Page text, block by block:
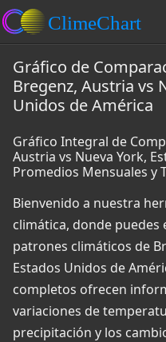
Gráfico de
Bregenz, Austria vs
Unidos de América
Gráfico Integral de
Austria vs Nueva York,
Promedios Mensuales y
Bienvenido a nuestra
climática, donde
patrones climáticos de
Estados Unidos de
completos ofrecen
variaciones de
precipitación y los